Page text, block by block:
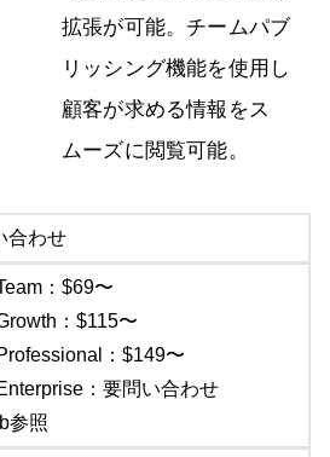
拡張が可能。チームパブ
リッシング機能を使用し
顧客が求める情報をス
ムーズに閲覧可能。
合わせ
：$69〜
：$115〜
：$149〜
：要問い合わせ
参照